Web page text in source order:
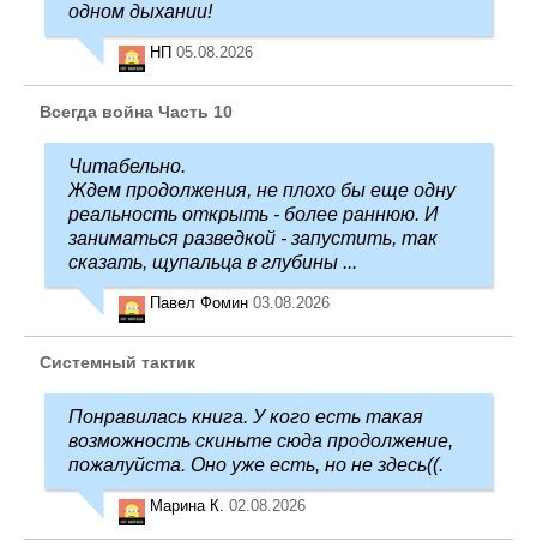
одном дыхании!
НП 05.08.2026
Всегда война Часть 10
Читабельно.
Ждем продолжения, не плохо бы еще одну
реальность открыть - более раннюю. И
заниматься разведкой - запустить, так
сказать, щупальца в глубины ...
Павел Фомин 03.08.2026
Системный тактик
Понравилась книга. У кого есть такая
возможность скиньте сюда продолжение,
пожалуйста. Оно уже есть, но не здесь((.
Марина К. 02.08.2026